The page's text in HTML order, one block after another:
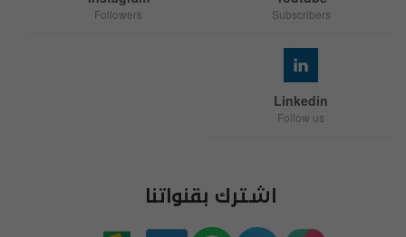
Subscribers
Followers
Linkedin
Follow us
اشترك بقنواتنا